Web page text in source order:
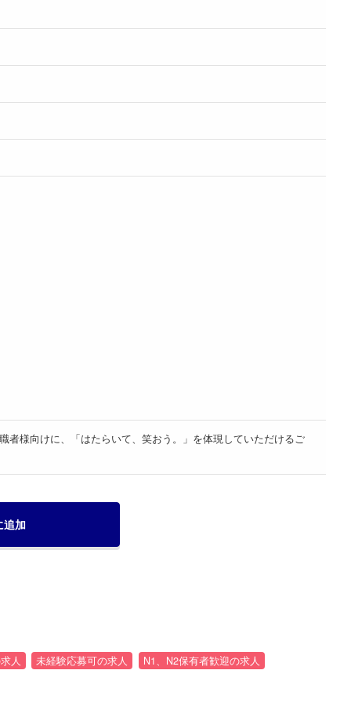
様向けに、「はたらいて、笑おう。」を体現していただけるご
追加
人 未経験応募可の求人 N1、N2保有者歓迎の求人